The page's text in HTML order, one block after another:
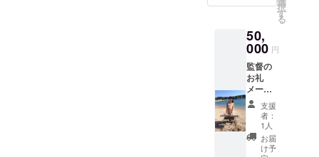
主演俳
SADA
のレア
ものCD
アルバ
ム8曲入
り ハン
ターハ
ンター
のキル
ア役の
声優、
択
す
る
50,
000 円
監督の
お礼
メール
監督、
好きな
主演女
優俳優
のサイ
支援
者：
1人
お届
け予